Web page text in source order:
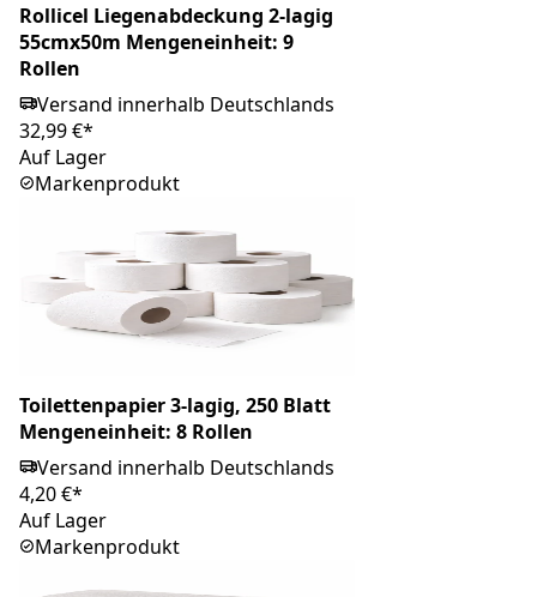
Rollicel Liegenabdeckung 2-lagig
55cmx50m Mengeneinheit: 9
Rollen
Versand innerhalb Deutschlands
32,99 €*
Auf Lager
Markenprodukt
Toilettenpapier 3-lagig, 250 Blatt
Mengeneinheit: 8 Rollen
Versand innerhalb Deutschlands
4,20 €*
Auf Lager
Markenprodukt